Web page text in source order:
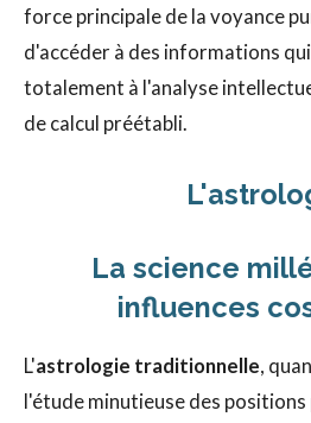
force principale de la voyance
d'accéder à des informations
totalement à l'analyse
de calcul préétabli.
La science
influences
L'astrologie traditionnelle,
l'étude minutieuse des positions